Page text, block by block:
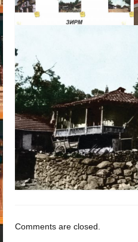
Comments are closed.